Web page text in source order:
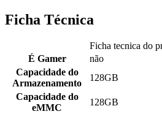
Ficha Técnica
Ficha tecnica do
É Gamer
não
Capacidade do
Armazenamento
128GB
Capacidade do
eMMC
128GB